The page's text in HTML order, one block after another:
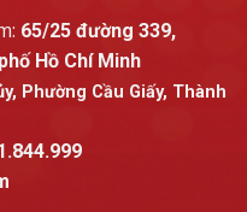
65/25 đường 339,
Hồ Chí Minh
Phường Cầu Giấy, Thành